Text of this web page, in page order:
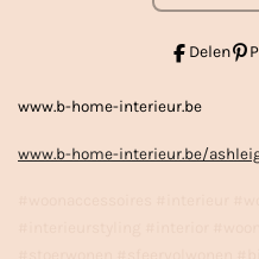
Delen
www.b-home-interieur.be
www.b-home-interieur.be/